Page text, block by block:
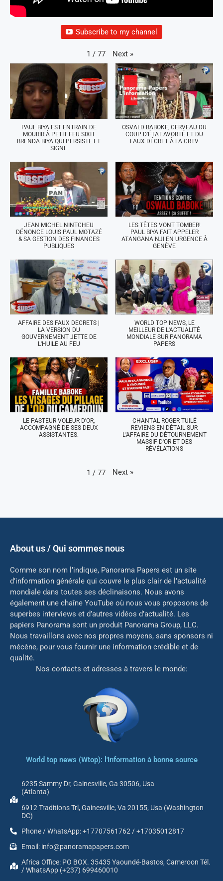
Subscribe to my channel
1 / 77 Next »
PAUL BIYA EST ENTRAIN DE
MOURIR À PETIT FEU SIXIT
BRENDA BIYA QUI PERSISTE ET
SIGNE
OSVALD BABOKE, CERVEAU DU
COUP D'ÉTAT AVORTÉ ET DU
FAUX DÉCRET À LA CRTV
JEAN MICHEL NINTCHEU
DÉNONCE LOUIS PAUL MOTAZÉ
& SA GESTION DES FINANCES
PUBLIQUES
LES TÊTES VONT TOMBER!
PAUL BIYA FAIT APPELER
ATANGANA NJI EN URGENCE À
GENÈVE
AFFAIRE DES FAUX DECRETS |
LA VERSION DU
GOUVERNEMENT JETTE DE
L'HUILE AU FEU
WORLD TOP NEWS, LE
MEILLEUR DE L'ACTUALITÉ
MONDIALE SUR PANORAMA
PAPERS
LE PASTEUR VOLEUR D'OR,
ACCOMPAGNÉ DE SES DEUX
ASSISTANTES.
CHANTAL ROGER TUILÉ
REVIENS EN DÉTAIL SUR
L'AFFAIRE DU DÉTOURNEMENT
MASSIF D'OR ET DES
RÉVÉLATIONS
1 / 77 Next »
About us / Qui sommes nous
Comme son nom l’indique, Panorama Papers est un site
d’information générale qui couvre le plus clair de l’actualité
mondiale dans toutes ses déclinaisons. Nous avons
également une chaîne YouTube où nous vous proposons de
superbes interviews et d’autres vidéos d’actualité. Les
papiers Panorama sont un produit Panorama Group, LLC.
Nous travaillons avec nos propres moyens, sans sponsors ni
mécène, pour vous fournir une information crédible et de
qualité.
Nos contacts et adresses à travers le monde:
World top news (Wtop): l'Information à bonne source
6235 Sammy Dr, Gainesville, Ga 30506, Usa
(Atlanta)
6912 Traditions Trl, Gainesville, Va 20155, Usa (Washington
DC)
Phone / WhatsApp: +17707561762 / +17035012817
Email: info@panoramapapers.com
Africa Office: PO BOX. 35435 Yaoundé-Bastos, Cameroon Tél.
/ WhatsApp (+237) 699460010